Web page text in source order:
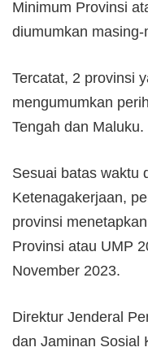
Minimum Provinsi
diumumkan
Tercatat, 2 provinsi
mengumumkan
Tengah dan Maluku.
Sesuai batas waktu
Ketenagakerjaan,
provinsi
Provinsi atau UMP
November 2023.
Direktur Jenderal
dan Jaminan Sosial